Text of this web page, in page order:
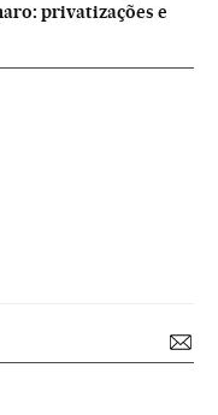
privatizações e